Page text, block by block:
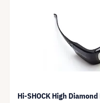
Hi-SHOCK High